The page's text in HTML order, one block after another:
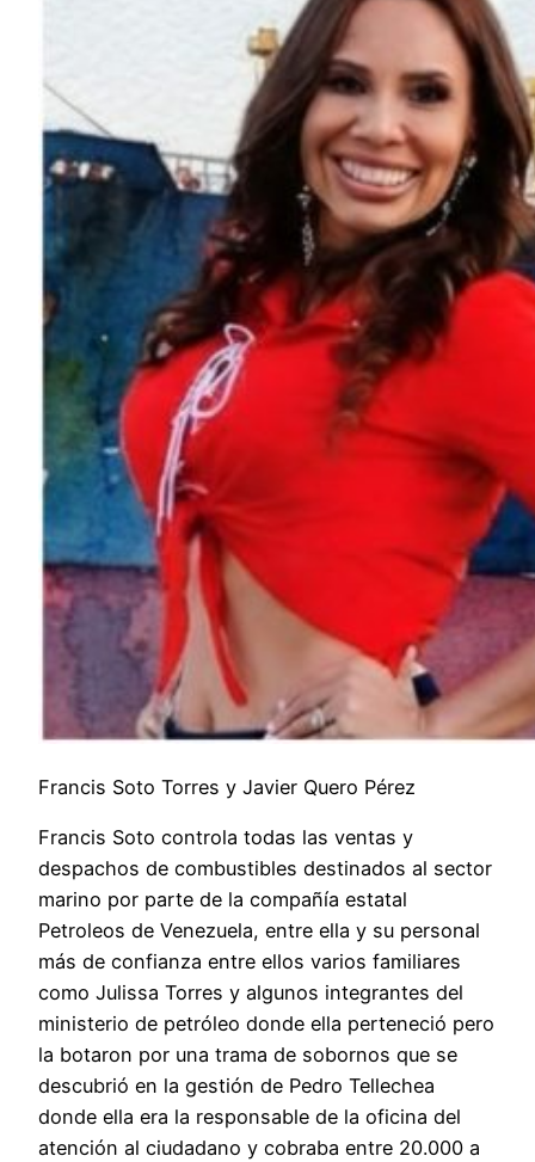
Francis Soto Torres y Javier Quero Pérez
Francis Soto controla todas las ventas y
despachos de combustibles destinados al sector
marino por parte de la compañía estatal
Petroleos de Venezuela, entre ella y su personal
más de confianza entre ellos varios familiares
como Julissa Torres y algunos integrantes del
ministerio de petróleo donde ella perteneció pero
la botaron por una trama de sobornos que se
descubrió en la gestión de Pedro Tellechea
donde ella era la responsable de la oficina del
atención al ciudadano y cobraba entre 20.000 a